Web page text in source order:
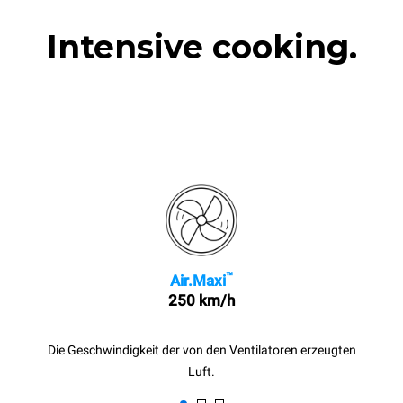
Intensive cooking.
Air.Maxi™
250 km/h
Die Geschwindigkeit der von den Ventilatoren erzeugten
Luft.